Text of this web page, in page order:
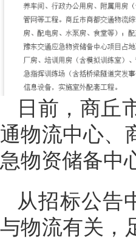
日前，商丘
通物流中心、
急物资储备中
从招标公告
与物流有关，